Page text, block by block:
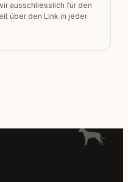
ausschliesslich für den
über den Link in jeder